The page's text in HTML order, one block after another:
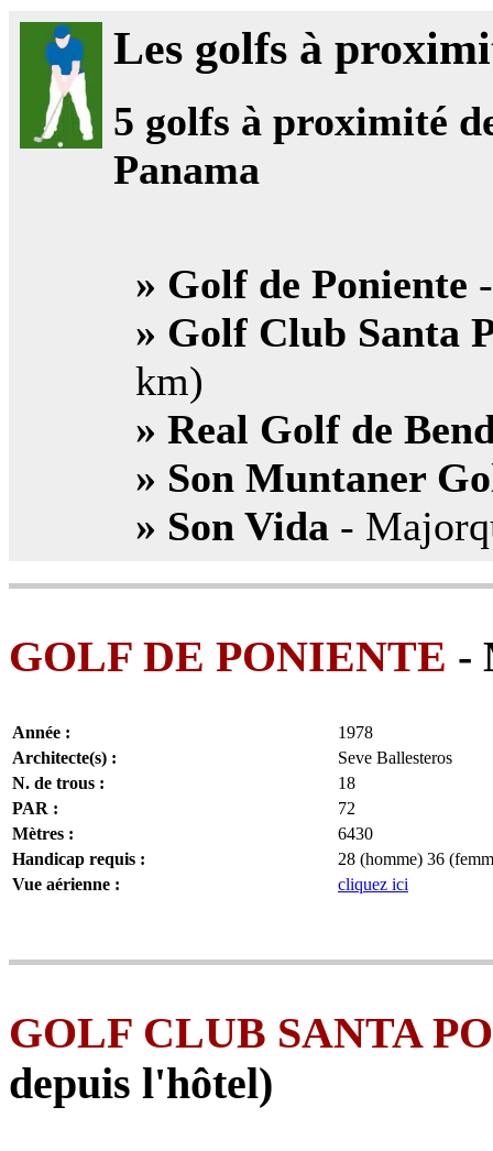
Les golfs à
5 golfs à proximité
Panama
» Golf de Poniente
» Golf Club Santa
km)
» Real Golf de
» Son Muntaner
» Son Vida -
GOLF DE PONIENTE -
Année :
1978
Architecte(s) :
Seve Ballesteros
N. de trous :
18
PAR :
72
Mètres :
6430
Handicap requis :
28 (homme) 36
Vue aérienne :
cliquez ici
GOLF CLUB SANTA
depuis l'hôtel)